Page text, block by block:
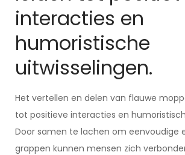
interacties en
humoristische
uitwisselingen.
Het vertellen en delen van flauwe
tot positieve interacties en
Door samen te lachen om eenvoudige
grappen kunnen mensen zich